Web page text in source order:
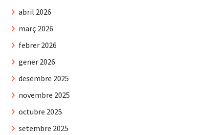
abril 2026
març 2026
febrer 2026
gener 2026
desembre 2025
novembre 2025
octubre 2025
setembre 2025